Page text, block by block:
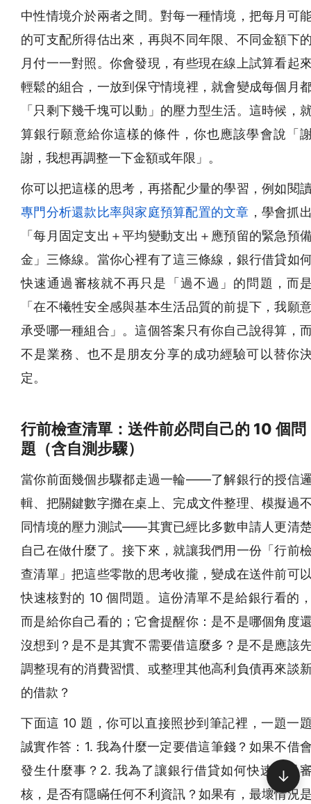
中性情境介於兩者之間。對每一種情境，把每月可
的可支配所得估出來，再與不同年限、不同金額下
月付一一對照。你會發現，有些現在線上試算看起
輕鬆的組合，一放到保守情境裡，就會變成每個月
「只剩下幾千塊可以動」的壓力型生活。這時候，
算銀行願意給你這樣的條件，你也應該學會說「
謝，我想再調整一下金額或年限」。
你可以把這樣的思考，再搭配少量的學習，例如閱
專門分析還款比率與家庭預算配置的文章 ，學會抓
「每月固定支出＋平均變動支出＋應預留的緊急預
金」三條線。當你心裡有了這三條線，銀行借貸如
快速通過審核就不再只是「過不過」的問題，而
「在不犧牲安全感與基本生活品質的前提下，我願
承受哪一種組合」。這個答案只有你自己說得算，
不是業務、也不是朋友分享的成功經驗可以替你
定。
行前檢查清單：送件前必問自己的 10 個問
題（含自測步驟）
當你前面幾個步驟都走過一輪——了解銀行的授信
輯、把關鍵數字攤在桌上、完成文件整理、模擬過
同情境的壓力測試——其實已經比多數申請人更清
自己在做什麼了。接下來，就讓我們用一份「行前
查清單」把這些零散的思考收攏，變成在送件前可
快速核對的 10 個問題。這份清單不是給銀行看的
而是給你自己看的；它會提醒你：是不是哪個角度
沒想到？是不是其實不需要借這麼多？是不是應該
調整現有的消費習慣、或整理其他高利負債再來談
的借款？
下面這 10 題，你可以直接照抄到筆記裡，一題一
誠實作答：1. 我為什麼一定要借這筆錢？如果不借
發生什麼事？2. 我為了讓銀行借貸如何快速通過
核，是否有隱瞞任何不利資訊？如果有，最壞情況
↓